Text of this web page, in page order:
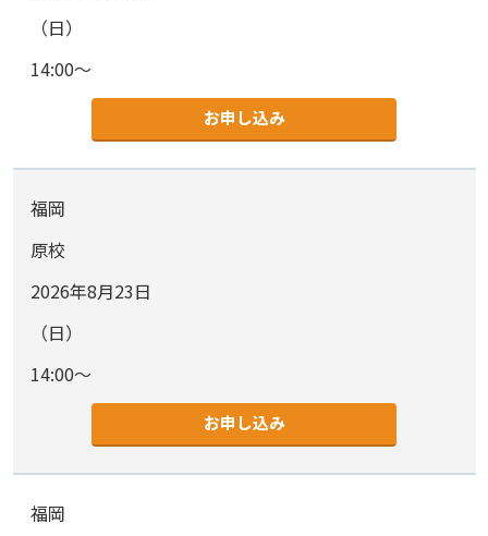
（日）
14:00～
お申し込み
福岡
原校
2026年8月23日
（日）
14:00～
お申し込み
福岡